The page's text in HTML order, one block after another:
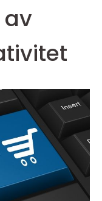
av